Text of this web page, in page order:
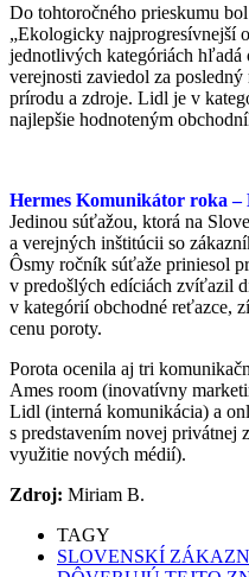
Do tohtoročného prieskumu
„Ekologicky najprogresívnejší
jednotlivých kategóriách
verejnosti zaviedol za
prírodu a zdroje. Lidl je v
najlepšie hodnoteným
Hermes Komunikátor roka –
Jedinou súťažou, ktorá na
a verejných inštitúcii so
Ôsmy ročník súťaže priniesol
v predošlých edíciách zvíťazil
v kategórií obchodné reťazce,
cenu poroty.
Porota ocenila aj tri
Ames room (inovatívny
Lidl (interná komunikácia) a
s predstavením novej privátnej
využitie nových médií).
Zdroj: Miriam B.
TAGY
SLOVENSKÍ